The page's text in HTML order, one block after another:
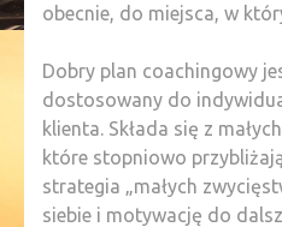
obecnie, do miejsca, w
Dobry plan coachingowy
dostosowany do
klienta. Składa się z
które stopniowo
strategia „małych
siebie i motywację do